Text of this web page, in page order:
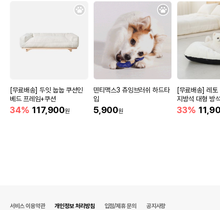
[무료배송] 두잇 눕눕 쿠션인
베드 프레임+쿠션
34% 117,900원
덴티맥스3 츄잉브러쉬 하드타
입
5,900원
[무료배송] 레토
지방석 대형
m)
33%
서비스 이용약관 개인정보 처리방침 입점/제휴 문의 공지사항